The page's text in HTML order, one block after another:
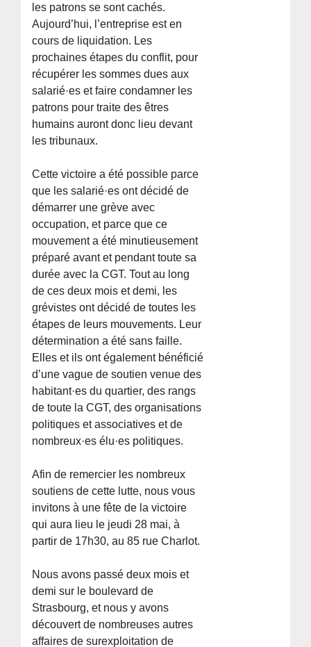
les patrons se sont cachés.
Aujourd’hui, l’entreprise est en
cours de liquidation. Les
prochaines étapes du conflit, pour
récupérer les sommes dues aux
salarié·es et faire condamner les
patrons pour traite des êtres
humains auront donc lieu devant
les tribunaux.
Cette victoire a été possible parce
que les salarié·es ont décidé de
démarrer une grève avec
occupation, et parce que ce
mouvement a été minutieusement
préparé avant et pendant toute sa
durée avec la CGT. Tout au long
de ces deux mois et demi, les
grévistes ont décidé de toutes les
étapes de leurs mouvements. Leur
détermination a été sans faille.
Elles et ils ont également bénéficié
d’une vague de soutien venue des
habitant·es du quartier, des rangs
de toute la CGT, des organisations
politiques et associatives et de
nombreux·es élu·es politiques.
Afin de remercier les nombreux
soutiens de cette lutte, nous vous
invitons à une fête de la victoire
qui aura lieu le jeudi 28 mai, à
partir de 17h30, au 85 rue Charlot.
Nous avons passé deux mois et
demi sur le boulevard de
Strasbourg, et nous y avons
découvert de nombreuses autres
affaires de surexploitation de